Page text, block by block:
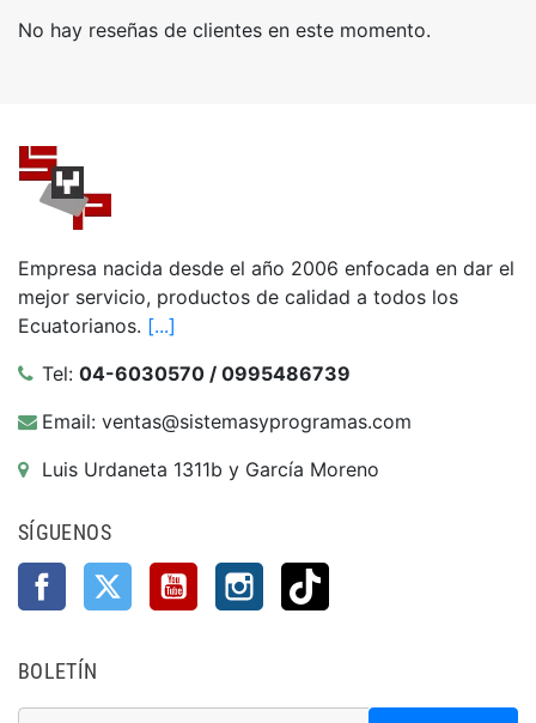
No hay reseñas de clientes en este momento.
Empresa nacida desde el año 2006 enfocada en dar el
mejor servicio, productos de calidad a todos los
Ecuatorianos. [...]
Tel: 04-6030570 / 0995486739
Email: ventas@sistemasyprogramas.com
Luis Urdaneta 1311b y García Moreno
SÍGUENOS
FacebookTwitter YouTube Instagram
BOLETÍN